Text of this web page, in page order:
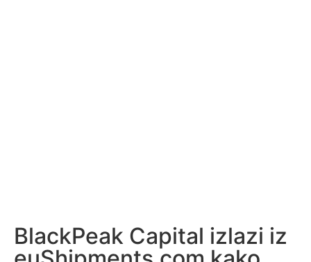
BlackPeak Capital izlazi iz